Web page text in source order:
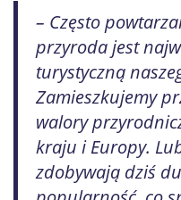
– Często
przyroda jest
turystyczną
Zamieszkujemy
walory
kraju i Europy.
zdobywają dziś